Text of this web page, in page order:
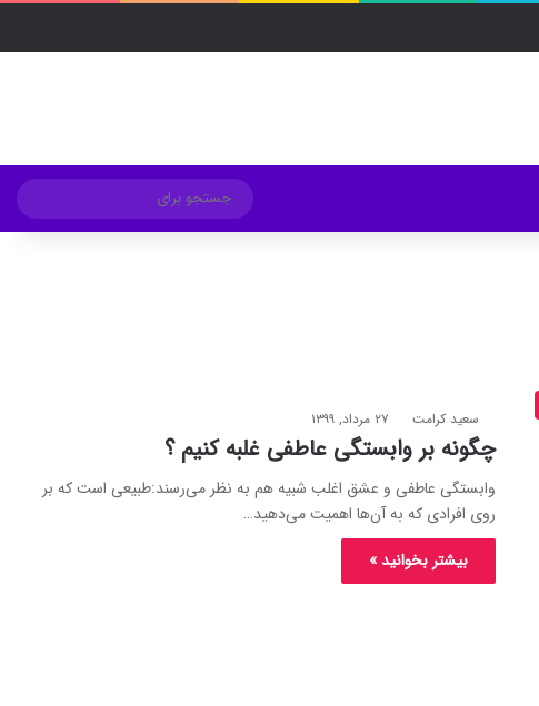
تغییر پوسته
برای
سعید کرامت ۲۷ مرداد, ۱۳۹۹
چگونه بر وابستگی عاطفی غلبه کنیم ؟
وابستگی عاطفی و عشق اغلب شبیه هم به نظر می‌رسند:طبیعی است که بر
روی افرادی که به آن‌ها اهمیت می‌دهید…
بیشتر بخوانید »